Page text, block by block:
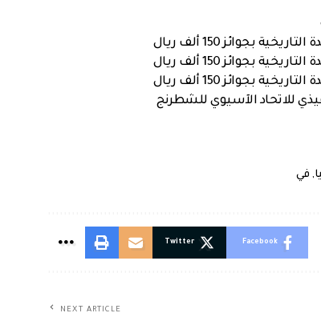
150 ألف ريال
150 ألف ريال
150 ألف ريال
للاتحاد الآسيوي للشطرنج
, في
Facebook
Twitter
NEXT ARTICLE